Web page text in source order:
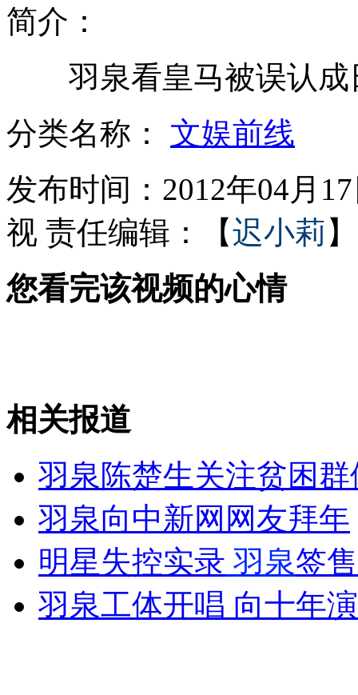
美俄克拉何马州遭"双龙卷风"袭击
男子将寓所建成白宫 盼奥巴马作客
女大学生扮花木兰呼吁招聘性别平等
山西运城恶犬咬伤多人 警民合力深夜将其击毙
女孩北京地铁殴打老人 痛下狠手拳打脚踢
无痛分娩是否安全 医生回应
简介：
羽泉看皇马被误认成
分类名称： 文娱前线
发布时间：2012年04月
视 责任编辑：【迟小莉 】
您看完该视频的心情
相关报道
羽泉陈楚生关注贫困
羽泉向中新网网友拜年
明星失控实录 羽泉签
羽泉工体开唱 向十年